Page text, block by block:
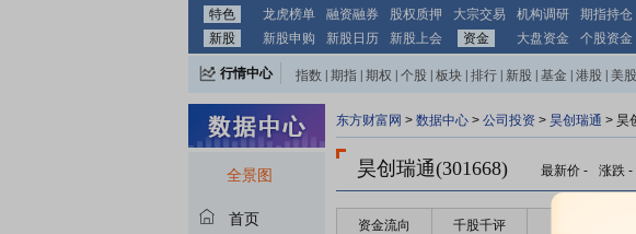
特色 龙虎榜单 融资融券 股权质押 大宗交易 机构调研 期指持仓
新股
新股申购 新股日历 新股上会 资金 大盘资金 个股资金
行情中心 指数 期指 期权 个股 板块 排行 新股 基金 港股 美股
全景图
首页
东方财富网 > 数据中心 > 公司投资 > 昊创瑞通 > 昊
昊创瑞通(301668) 最新价 - 涨跌 -
资金流向 千股千评